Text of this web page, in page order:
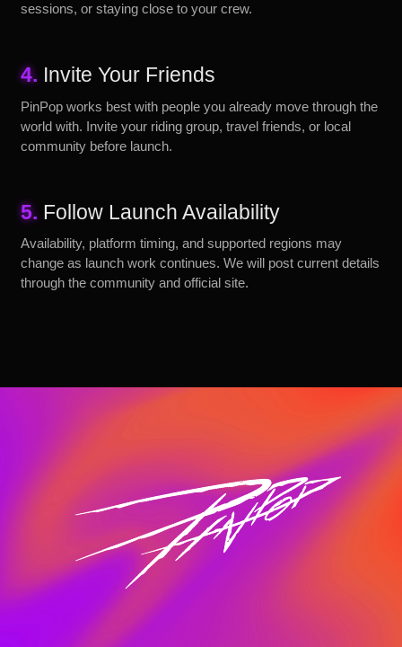
sessions, or staying close to your crew.
4. Invite Your Friends
PinPop works best with people you already move through the
world with. Invite your riding group, travel friends, or local
community before launch.
5. Follow Launch Availability
Availability, platform timing, and supported regions may
change as launch work continues. We will post current details
through the community and official site.